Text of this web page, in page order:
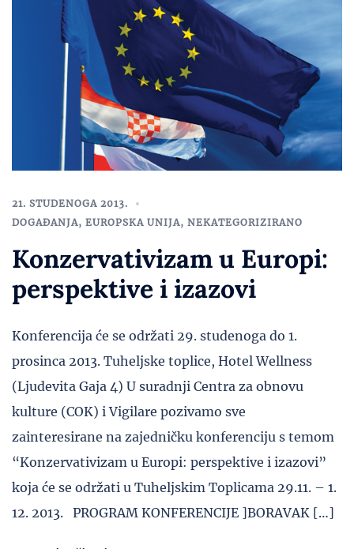
21. STUDENOGA 2013.
DOGAĐANJA, EUROPSKA UNIJA, NEKATEGORIZIRANO
Konzervativizam u Europi:
perspektive i izazovi
Konferencija će se održati 29. studenoga do 1.
prosinca 2013. Tuheljske toplice, Hotel Wellness
(Ljudevita Gaja 4) U suradnji Centra za obnovu
kulture (COK) i Vigilare pozivamo sve
zainteresirane na zajedničku konferenciju s temom
“Konzervativizam u Europi: perspektive i izazovi”
koja će se održati u Tuheljskim Toplicama 29.11. – 1.
12. 2013. PROGRAM KONFERENCIJE ]BORAVAK […]